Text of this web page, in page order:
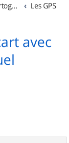
Cartographie et GPS Les GPS
avec